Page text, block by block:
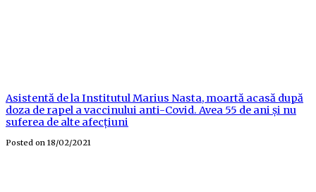
Asistentă de la Institutul Marius Nasta, moartă acasă după
doza de rapel a vaccinului anti-Covid. Avea 55 de ani și nu
suferea de alte afecțiuni
Posted on 18/02/2021